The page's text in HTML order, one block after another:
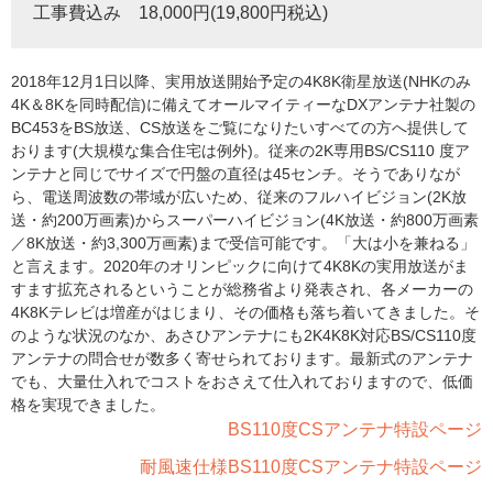
工事費込み 18,000円(19,800円税込)
2018年12月1日以降、実用放送開始予定の4K8K衛星放送(NHKのみ
4K＆8Kを同時配信)に備えてオールマイティーなDXアンテナ社製の
BC453をBS放送、CS放送をご覧になりたいすべての方へ提供して
おります(大規模な集合住宅は例外)。従来の2K専用BS/CS110 度ア
ンテナと同じでサイズで円盤の直径は45センチ。そうでありなが
ら、電送周波数の帯域が広いため、従来のフルハイビジョン(2K放
送・約200万画素)からスーパーハイビジョン(4K放送・約800万画素
／8K放送・約3,300万画素)まで受信可能です。「大は小を兼ねる」
と言えます。2020年のオリンピックに向けて4K8Kの実用放送がま
すます拡充されるということが総務省より発表され、各メーカーの
4K8Kテレビは増産がはじまり、その価格も落ち着いてきました。そ
のような状況のなか、あさひアンテナにも2K4K8K対応BS/CS110度
アンテナの問合せが数多く寄せられております。最新式のアンテナ
でも、大量仕入れでコストをおさえて仕入れておりますので、低価
格を実現できました。
BS110度CSアンテナ特設ページ
耐風速仕様BS110度CSアンテナ特設ページ